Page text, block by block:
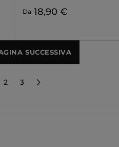
Da 18,90 €
SUCCESSIVA
2 3